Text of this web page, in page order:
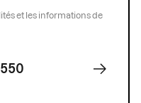
et les informations de